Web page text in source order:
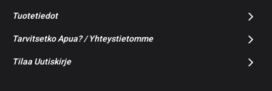
Tuotetiedot
Tarvitsetko Apua? / Yhteystietomme
Tilaa Uutiskirje